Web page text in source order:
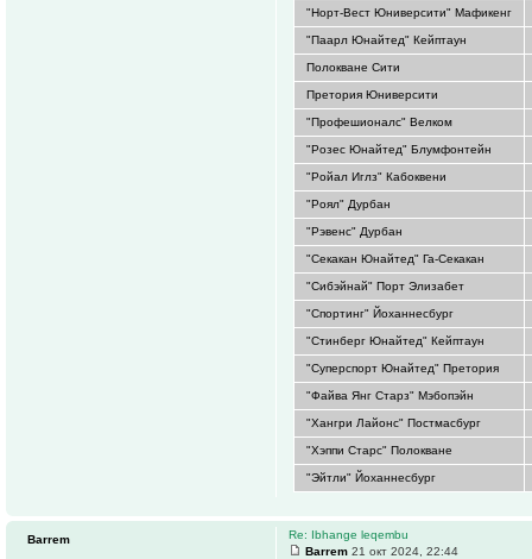
"Норт-Вест Юниверсити" Мафикенг
"Паарл Юнайтед" Кейптаун
Полокване Сити
Претория Юниверсити
"Профешионалс" Велком
"Розес Юнайтед" Блумфонтейн
"Ройал Иглз" Кабоквени
"Роял" Дурбан
"Рэвенс" Дурбан
"Секакан Юнайтед" Га-Секакан
"Сибэйнай" Порт Элизабет
"Спортинг" Йоханнесбург
"Стинберг Юнайтед" Кейптаун
"Суперспорт Юнайтед" Претория
"Файва Янг Старз" Мэбопэйн
"Хангри Лайонс" Постмасбург
"Хэппи Старс" Полокване
"Эйтли" Йоханнесбург
Re: Ibhange leqembu
Barrem 21 окт 2024, 22:44
Barrem